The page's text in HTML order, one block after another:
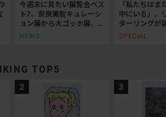
今週末に見たい展覧会ベス
ト7。奈良美智キュレーシ
ョン展から大ゴッホ展、ボ
ッティチェリまで
NEWS
「私たちはま
中にいる」。
ターリングが
抵抗の50年
SPECIAL
TOP5